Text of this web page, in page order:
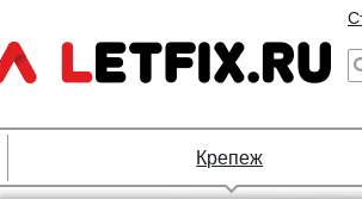
Крепеж